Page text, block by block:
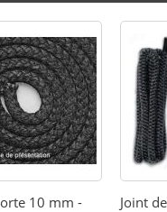
10 mm -
Joint